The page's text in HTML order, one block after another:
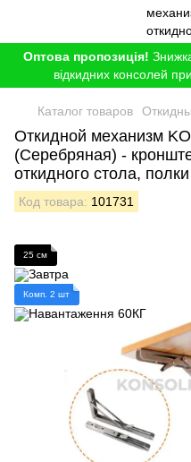
Оптова пропозиція!
відкидних консолей при
Каталог товаров
Откидной механизм
(Серебряная) -
откидного стола,
Код товара: 101731
25 см
Комп. 2 шт